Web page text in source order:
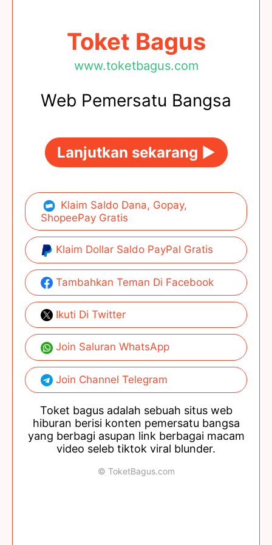
Toket Bagus
www.toketbagus.com
Web Pemersatu Bangsa
Lanjutkan sekarang ►
Klaim Saldo Dana, Gopay,
ShopeePay Gratis
Klaim Dollar Saldo PayPal Gratis
Tambahkan Teman Di Facebook
Ikuti Di Twitter
Join Saluran WhatsApp
Join Channel Telegram
Toket bagus adalah sebuah situs web
hiburan berisi konten pemersatu bangsa
yang berbagi asupan link berbagai macam
video seleb tiktok viral blunder.
© ToketBagus.com